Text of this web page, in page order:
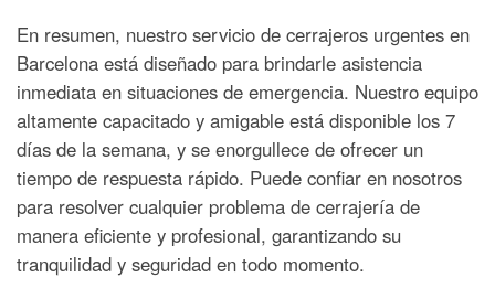
En resumen, nuestro servicio de cerrajeros urgentes en
Barcelona está diseñado para brindarle asistencia
inmediata en situaciones de emergencia. Nuestro equipo
altamente capacitado y amigable está disponible los 7
días de la semana, y se enorgullece de ofrecer un
tiempo de respuesta rápido. Puede confiar en nosotros
para resolver cualquier problema de cerrajería de
manera eficiente y profesional, garantizando su
tranquilidad y seguridad en todo momento.